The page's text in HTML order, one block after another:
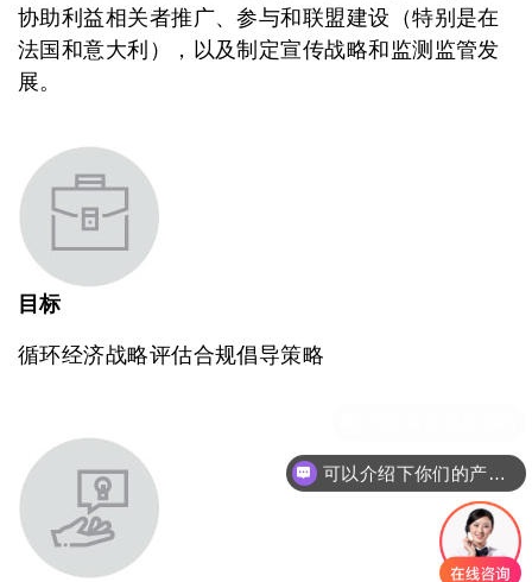
协助利益相关者推广、参与和联盟建设（特别是在
法国和意大利），以及制定宣传战略和监测监管发
展。
目标
循环经济战略评估合规倡导策略